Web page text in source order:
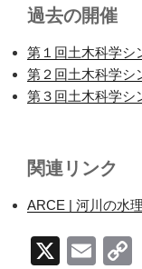
過去の開催
第１回土木科学シ
第２回土木科学シ
第３回土木科学シ
関連リンク
ARCE | 河川の水
X
E